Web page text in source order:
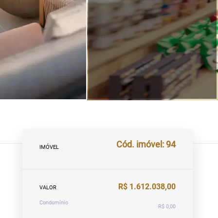
IMÓVEL Cód. imóvel: 94
VALOR R$ 1.612.038,00
Condomínio
R$ 0,00